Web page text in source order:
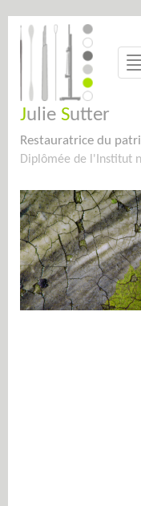
Julie Sutter
Restauratrice du
Diplômée de l'Institut